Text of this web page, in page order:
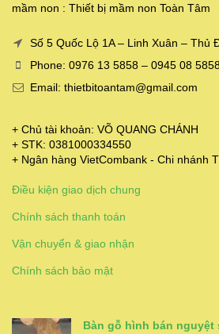
mầm non : Thiết bị mầm non Toàn Tâm
Số 5 Quốc Lộ 1A – Linh Xuân – Thủ
Phone: 0976 13 5858 – 0945 08
Email: thietbitoantam@gmail.com
+ Chủ tài khoản: VÕ QUANG CHÁNH
+ STK: 0381000334550
+ Ngân hàng VietCombank - Chi nhánh
Điều kiện giao dịch chung
Chính sách thanh toán
Vận chuyển & giao nhận
Chính sách bảo mật
Bàn gỗ hình bán nguyệt